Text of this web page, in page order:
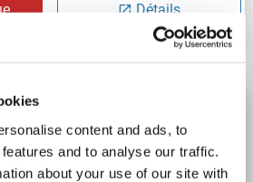
content and ads, to
and to analyse our traffic.
about your use of our site with
Détails
Rat Mitochondrial
Colorimetric